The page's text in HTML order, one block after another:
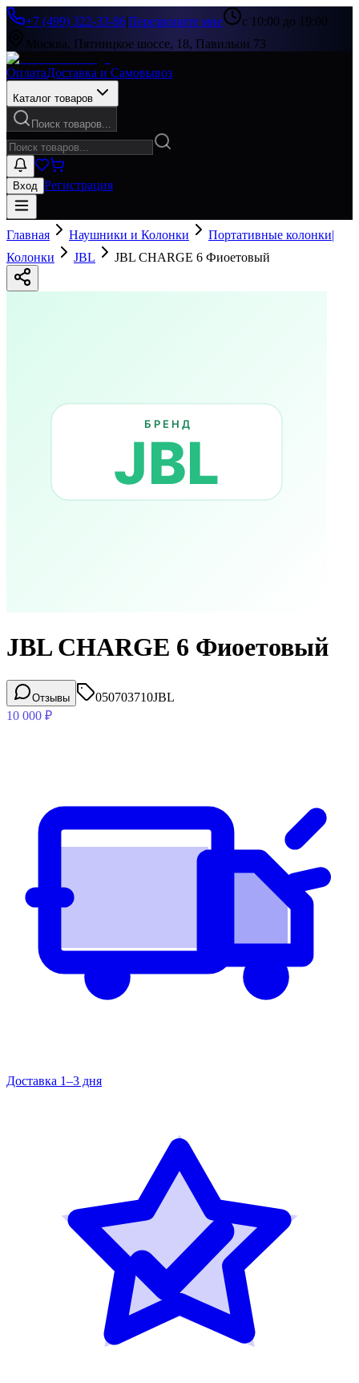
+7 (499) 322-33-86|Перезвоните мне
с 10:00 до 19:00
Москва, Пятницкое шоссе, 18, Павильон 73
ОплатаДоставка и Самовывоз
Каталог товаров
Поиск товаров...
Вход Регистрация
Главная Наушники и Колонки
Портативные колонки|
Колонки
JBL JBL CHARGE 6 Фиоетовый
JBL CHARGE 6 Фиоетовый
Отзывы 050703710JBL
10 000 ₽
Доставка 1–3 дня